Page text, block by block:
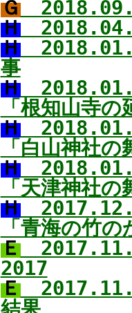
Ｇ
Ｈ
Ｈ
事
Ｈ
「根知山寺
Ｈ
「白山神社
Ｈ
「天津神社
Ｈ
「青海の竹
Ｅ
2017
Ｅ